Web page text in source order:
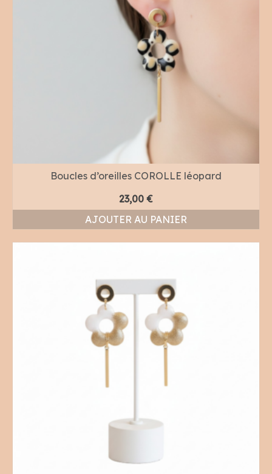
Boucles d’oreilles COROLLE léopard
23,00 €
AJOUTER AU PANIER